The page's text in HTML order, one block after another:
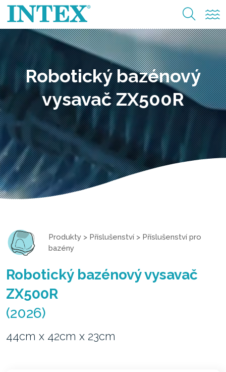
Robotický bazénový
vysavač ZX500R
Produkty > Příslušenství > Příslušenství pro
bazény
Robotický bazénový vysavač
ZX500R
(2026)
44cm x 42cm x 23cm